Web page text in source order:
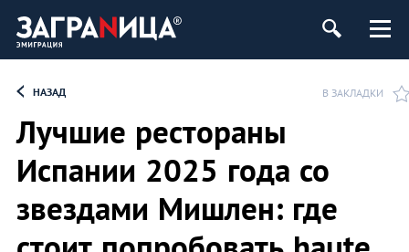
НАЗАД В ЗАКЛАДКИ
Лучшие рестораны
Испании 2025 года со
звездами Мишлен: где